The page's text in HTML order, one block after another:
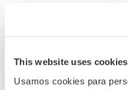
This website uses cookies
Usamos cookies para
OpreX Execution da
os negócios de
de serviços inovadores.